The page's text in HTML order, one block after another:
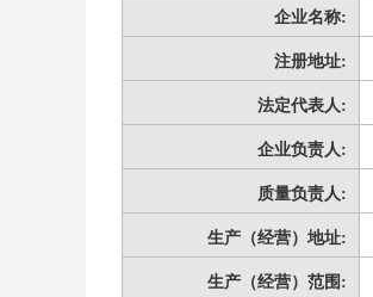
企业名称:
注册地址:
法定代表人:
企业负责人:
质量负责人:
生产（经营）地址:
生产（经营）范围: